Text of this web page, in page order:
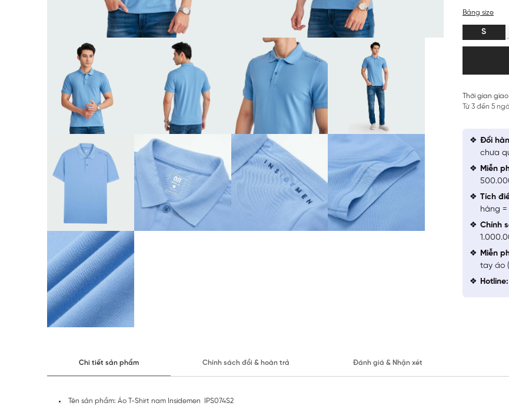
Bảng size
S
Thời gian
Từ 3 đến 5
Đổi
chưa
Miễn
Tích
hàng =
Chính
Miễn
tay áo
Hotline:
Chi tiết sản phẩm Chính sách đổi & hoàn trả Đánh giá & Nhận xét
Tên sản phẩm: Áo T-Shirt nam Insidemen IPS074S2